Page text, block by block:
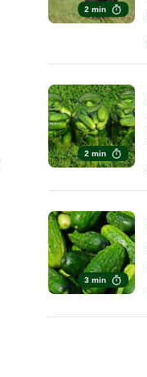
2 min
2 min
3 min